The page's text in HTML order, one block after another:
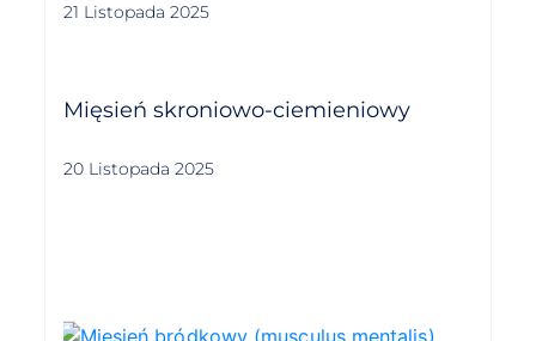
21 Listopada 2025
Mięsień skroniowo-ciemieniowy
20 Listopada 2025